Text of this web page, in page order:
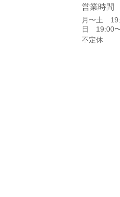
​営業時間
月〜土
日 19:00
不定休